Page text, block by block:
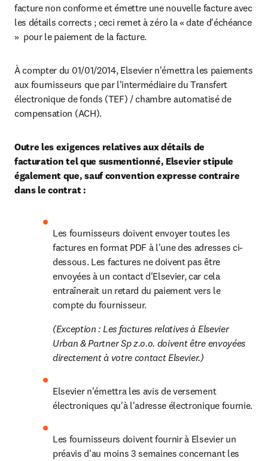
facture non conforme et émettre une nouvelle facture avec
les détails corrects ; ceci remet à zéro la « date d'échéance
»  pour le paiement de la facture.
À compter du 01/01/2014, Elsevier n'émettra les paiements
aux fournisseurs que par l'intermédiaire du Transfert
électronique de fonds (TEF) / chambre automatisé de
compensation (ACH).
Outre les exigences relatives aux détails de
facturation tel que susmentionné, Elsevier stipule
également que, sauf convention expresse contraire
dans le contrat :
Les fournisseurs doivent envoyer toutes les
factures en format PDF à l'une des adresses ci-
dessous. Les factures ne doivent pas être
envoyées à un contact d'Elsevier, car cela
entraînerait un retard du paiement vers le
compte du fournisseur.
(Exception : Les factures relatives à Elsevier
Urban & Partner Sp z.o.o. doivent être envoyées
directement à votre contact Elsevier.)
Elsevier n'émettra les avis de versement
électroniques qu'à l'adresse électronique fournie.
Les fournisseurs doivent fournir à Elsevier un
préavis d'au moins 3 semaines concernant les